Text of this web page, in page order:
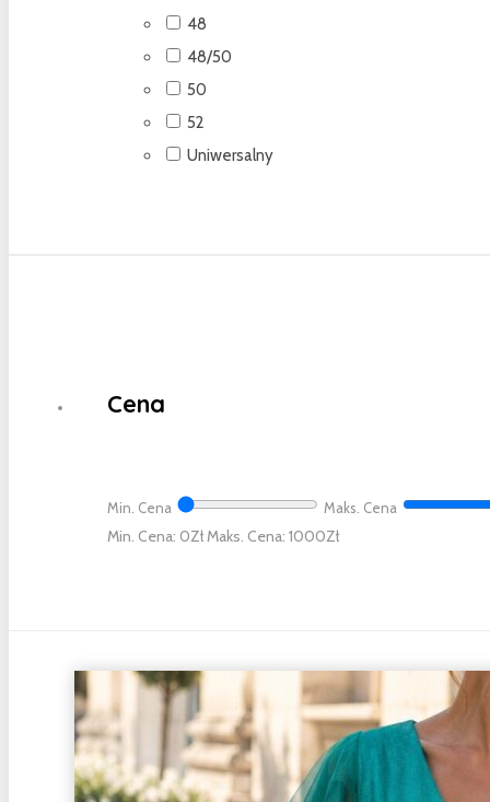
48
48/50
50
52
Uniwersalny
Cena
Min. Cena Maks. Cena
Min. Cena: 0 Maks. Cena: 1000